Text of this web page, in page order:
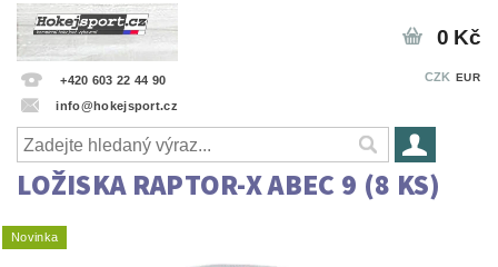
+420 603 22 44 90
info@hokejsport.cz
CZK EUR
0 Kč
LOŽISKA RAPTOR-X ABEC 9 (8 KS)
Novinka